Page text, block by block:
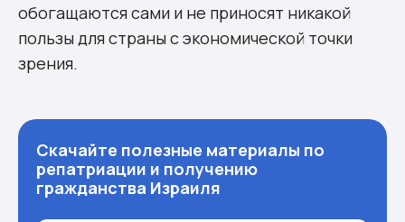
обогащаются сами и не приносят никакой
пользы для страны с экономической точки
зрения.
Скачайте полезные материалы по
репатриации и получению
гражданства Израиля